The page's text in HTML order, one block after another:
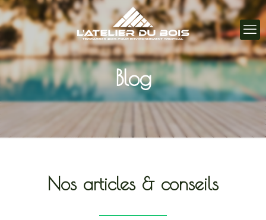
Blog
Nos articles & conseils